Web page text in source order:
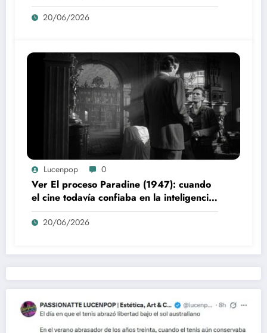
20/06/2026
Lucenpop 0
Ver El proceso Paradine (1947): cuando
el cine todavía confiaba en la inteligencia
del espectador
20/06/2026